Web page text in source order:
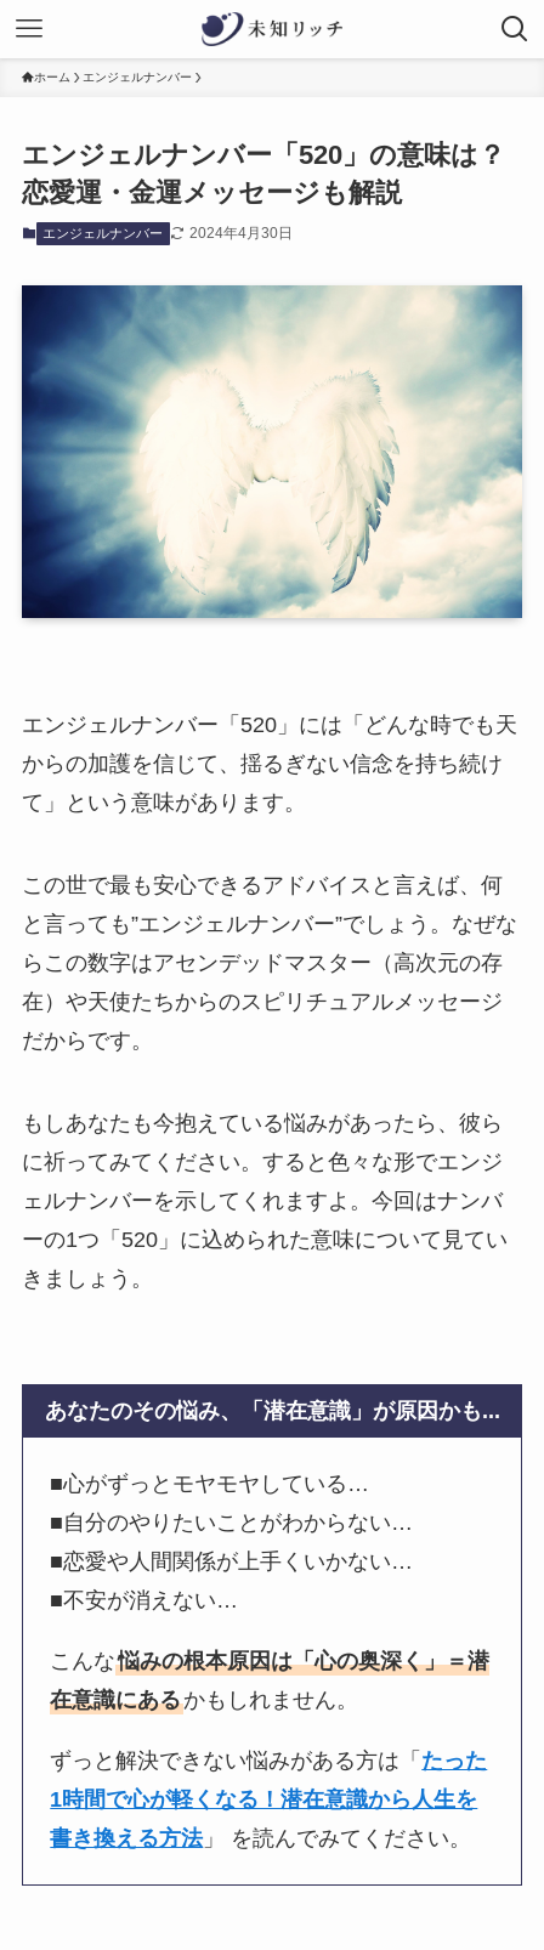
ホーム エンジェルナンバー
エンジェルナンバー「520」の意味は？
恋愛運・金運メッセージも解説
エンジェルナンバー 2024年4月30日
エンジェルナンバー「520」には「どんな時でも天
からの加護を信じて、揺るぎない信念を持ち続け
て」という意味があります。
この世で最も安心できるアドバイスと言えば、何
と言っても”エンジェルナンバー”でしょう。なぜな
らこの数字はアセンデッドマスター（高次元の存
在）や天使たちからのスピリチュアルメッセージ
だからです。
もしあなたも今抱えている悩みがあったら、彼ら
に祈ってみてください。すると色々な形でエンジ
ェルナンバーを示してくれますよ。今回はナンバ
ーの1つ「520」に込められた意味について見てい
きましょう。
あなたのその悩み、「潜在意識」が原因かも...
■心がずっとモヤモヤしている…
■自分のやりたいことがわからない…
■恋愛や人間関係が上手くいかない…
■不安が消えない…
こんな悩みの根本原因は「心の奥深く」＝潜
在意識にあるかもしれません。
ずっと解決できない悩みがある方は「 たった
1時間で心が軽くなる！潜在意識から人生を
書き換える方法」 を読んでみてください。